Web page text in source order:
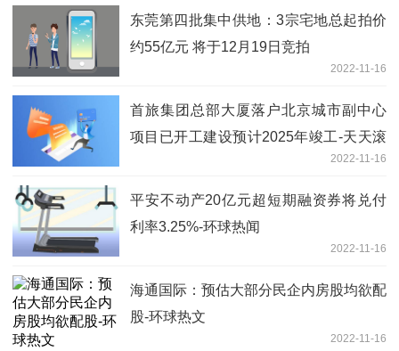
东莞第四批集中供地：3宗宅地总起拍价
约55亿元 将于12月19日竞拍
2022-11-16
首旅集团总部大厦落户北京城市副中心
项目已开工建设预计2025年竣工-天天滚
2022-11-16
平安不动产20亿元超短期融资券将兑付
利率3.25%-环球热闻
2022-11-16
海通国际：预估大部分民企内房股均欲配
股-环球热文
2022-11-16